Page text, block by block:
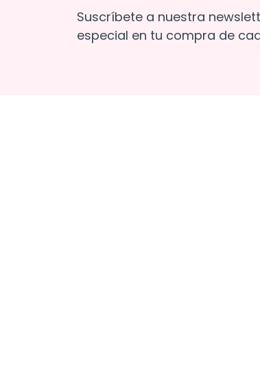
Suscríbete a nuestra
especial en tu compra de